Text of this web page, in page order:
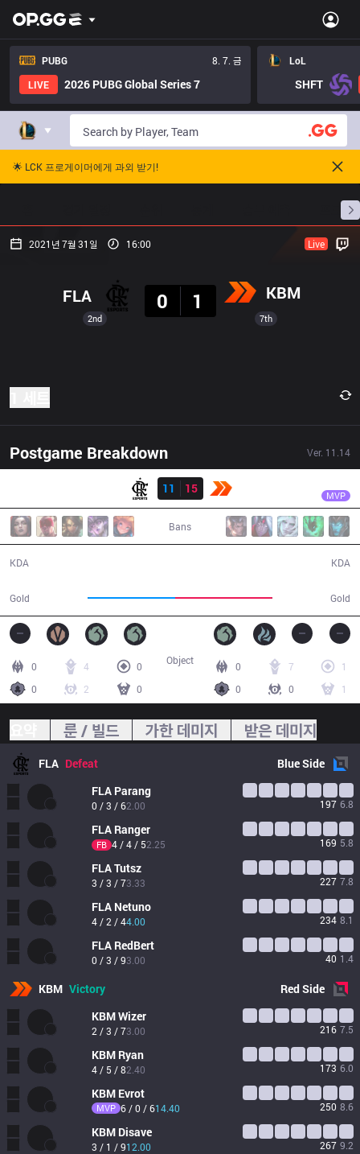
PUBG
8. 7. 금
LIVE
2026 PUBG Global Series 7
LoL
SHFT
🌟 LCK 프로게이머에게 과외 받기!
프로빌
2021년 7월 31일 16:00 Live
2nd
FLA
0
1 KBM
7th
Postgame Breakdown Ver. 11.14
11
15 MVP
Bans
KDA
Gold Gold
KDA
0 4
0
0
2 0
0 7
1
0
0 1
Object
룬 / 빌드 가한 데미지 받은 데미지
FLA Defeat BlueSide
FLA Parang
0 / 3 / 62.00 197 6.8
FLA Ranger
FB 4 / 4 / 52.25 169 5.8
FLATutsz
3 / 3 / 73.33 227 7.8
FLA Netuno
4 / 2 / 44.00 234 8.1
FLA RedBert
0 / 3 / 93.00 40 1.4
KBM Victory RedSide
KBMWizer
2 / 3 / 73.00 216 7.5
KBM Ryan
4 / 5 / 82.40 173 6.0
KBM Evrot
MVP 6 / 0 / 614.40 250 8.6
KBM Disave
3 / 1 / 912.00 267 9.2